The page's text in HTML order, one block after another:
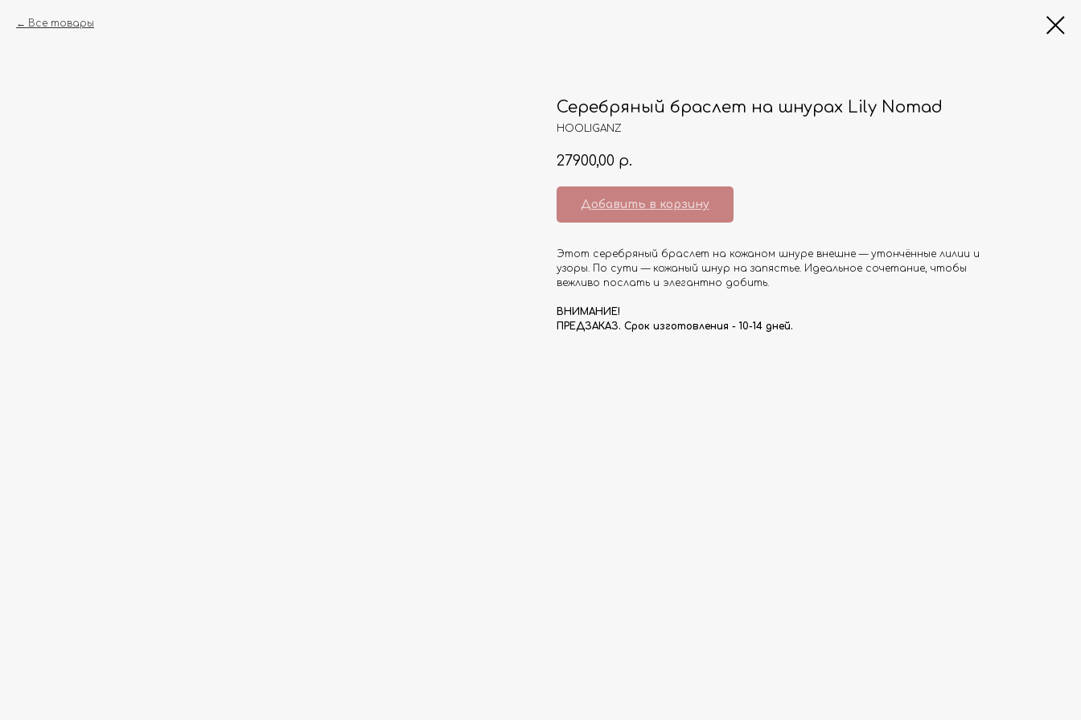
Все товары
Серебряный браслет на шнурах Lily Nomad
HOOLIGANZ
27900,00 р.
Добавить в корзину
Этот серебряный браслет на кожаном шнуре внешне — утончённые лилии и
узоры. По сути — кожаный шнур на запястье. Идеальное сочетание, чтобы
вежливо послать и элегантно добить.
ВНИМАНИЕ!
ПРЕДЗАКАЗ. Срок изготовления - 10-14 дней.